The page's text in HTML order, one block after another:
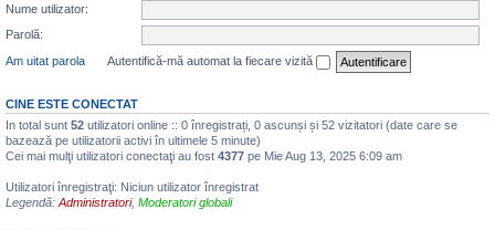
Nume utilizator:
Parolă:
Am uitat parola
Autentifică-mă automat la fiecare vizită
CINE ESTE CONECTAT
In total sunt 52 utilizatori online :: 0 înregistrați, 0 ascunși și 52 vizitatori (date care se
bazează pe utilizatorii activi în ultimele 5 minute)
Cei mai mulţi utilizatori conectaţi au fost 4377 pe Mie Aug 13, 2025 6:09 am
Utilizatori înregistraţi: Niciun utilizator înregistrat
Legendă: Administratori, Moderatori globali